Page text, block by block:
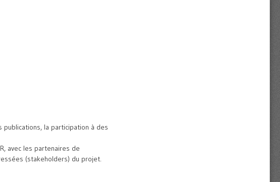
la participation à des
avec les partenaires de
(stakeholders) du projet.